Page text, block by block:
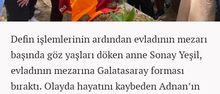
Defin işlemlerinin ardından evladının mezarı
başında göz yaşları döken anne Sonay Yeşil,
evladının mezarına Galatasaray forması
bıraktı. Olayda hayatını kaybeden Adnan’ın